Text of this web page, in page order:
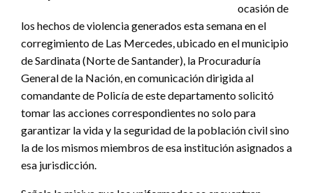
ocasión de
los hechos de violencia generados esta semana en el
corregimiento de Las Mercedes, ubicado en el municipio
de Sardinata (Norte de Santander), la Procuraduría
General de la Nación, en comunicación dirigida al
comandante de Policía de este departamento solicitó
tomar las acciones correspondientes no solo para
garantizar la vida y la seguridad de la población civil sino
la de los mismos miembros de esa institución asignados a
esa jurisdicción.